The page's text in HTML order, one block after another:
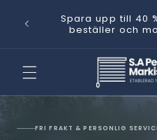
contentSpara upp till 40
beställer och
FRI FRAKT & PERSONLIG